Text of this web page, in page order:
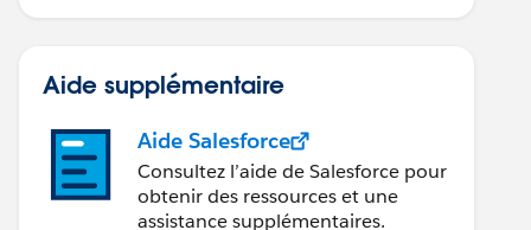
Aide supplémentaire
Aide Salesforce
Consultez l’aide de Salesforce pour
obtenir des ressources et une
assistance supplémentaires.